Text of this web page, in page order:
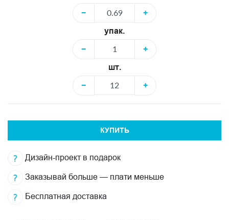
−
+
упак.
−
+
шт.
−
+
КУПИТЬ
Дизайн-проект в подарок
Заказывай больше — плати меньше
Бесплатная доставка